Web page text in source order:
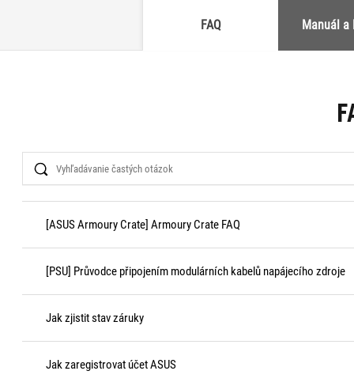
FAQ Manuál a
Search
[ASUS Armoury Crate] Armoury Crate FAQ
[PSU] Průvodce připojením modulárních kabelů napájecího zdroje
Jak zjistit stav záruky
Jak zaregistrovat účet ASUS